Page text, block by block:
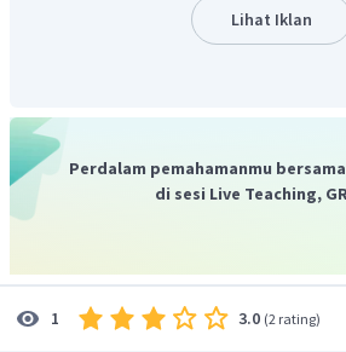
untuk mengisi bagian yang
Lebih segar dalam bahasa Inggris
Jadi jawaban yang tepat adalah
Lihat Iklan
Perdalam pemahamanmu
di sesi Live Teaching,
1 3.0 (2 rating)